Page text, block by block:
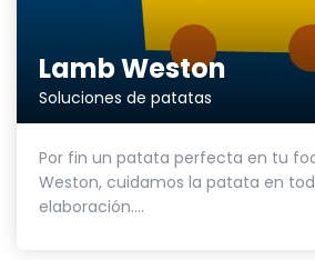
Lamb Weston
Soluciones de patatas
Por fin un patata perfecta en tu
Weston, cuidamos la patata en
elaboración....